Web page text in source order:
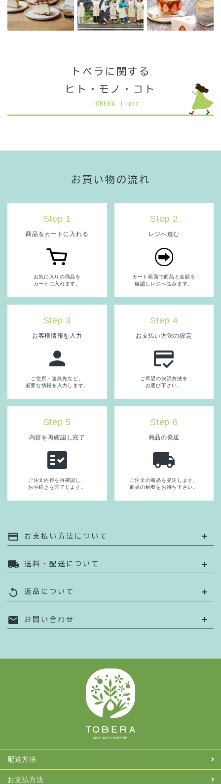
トベラに関する
ヒト・モノ・コト
TOBERA Timez
お買い物の流れ
Step 1
商品をカートに入れる
お気に入りの商品を
カートに入れます。
Step 2
レジへ進む
カート画面で商品と金額を
確認しレジへ進みます。
Step 3
お客様情報を入力
person
ご住所・連絡先など、
必要な情報を入力します。
Step 4
お支払い方法の設定
credit_score
ご希望の決済方法を
お選び下さい。
Step 5
内容を再確認し完了
fact_check
ご注文内容を再確認し、
お手続きを完了します。
Step 6
商品の発送
local_shipping
ご注文の商品を発送します。
商品の到着をお待ち下さい。
payment お支払い方法について
local_shipping 送料・配送について
replay 返品について
mail お問い合わせ
配送方法
お支払方法